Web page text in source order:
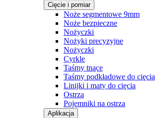
Cięcie i pomiar
Noże segmentowe 9mm
Noże bezpieczne
Nożyczki
Nożyki precyzyjne
Nożyczki
Cyrkle
Taśmy tnące
Taśmy podkładowe do cięcia
Linijki i maty do cięcia
Ostrza
Pojemniki na ostrza
Aplikacja